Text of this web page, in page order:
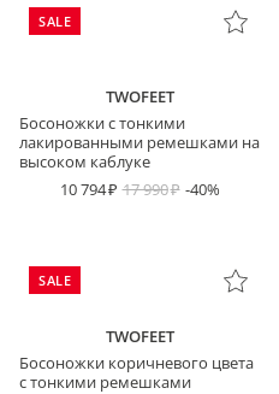
SALE
TWOFEET
Босоножки с тонкими
лакированными ремешками на
высоком каблуке
10 794
17 990 -40%
SALE
TWOFEET
Босоножки коричневого цвета
с тонкими ремешками